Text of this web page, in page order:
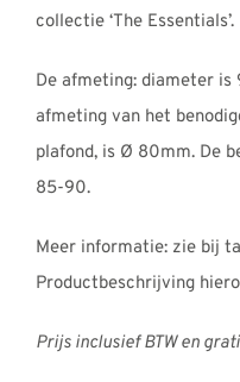
collectie ‘The Essentials’.
De afmeting: diameter is
afmeting van het
plafond, is Ø 80mm. De
85-90.
Meer informatie: zie bij
Productbeschrijving
Prijs inclusief BTW en